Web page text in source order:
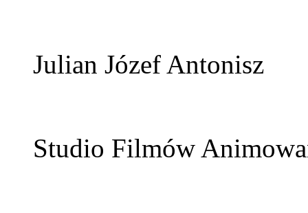
Julian Józef Antonisz
Studio Filmów